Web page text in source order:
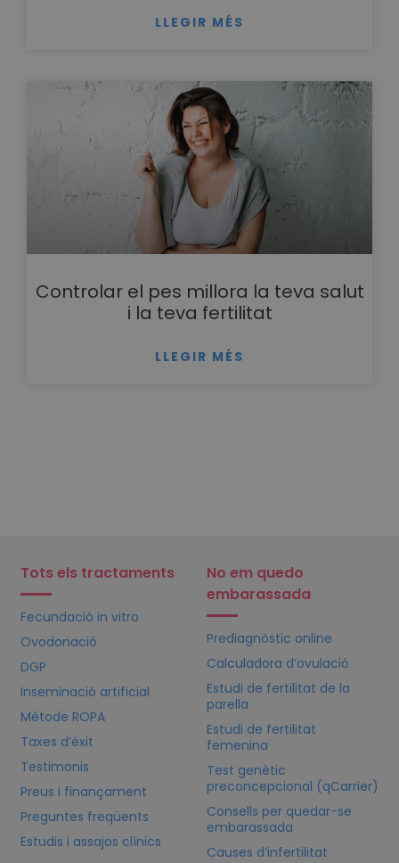
LLEGIR MÉS
Controlar el pes millora la teva salut
i la teva fertilitat
LLEGIR MÉS
Tots els tractaments
Fecundació in vitro
Ovodonació
DGP
Inseminació artificial
Mètode ROPA
Taxes d’èxit
Testimonis
Preus i finançament
Preguntes freqüents
Estudis i assajos clínics
No em quedo
embarassada
Prediagnòstic online
Calculadora d’ovulació
Estudi de fertilitat de la
parella
Estudi de fertilitat
femenina
Test genètic
preconcepcional (qCarrier)
Consells per quedar-se
embarassada
Causes d’infertilitat